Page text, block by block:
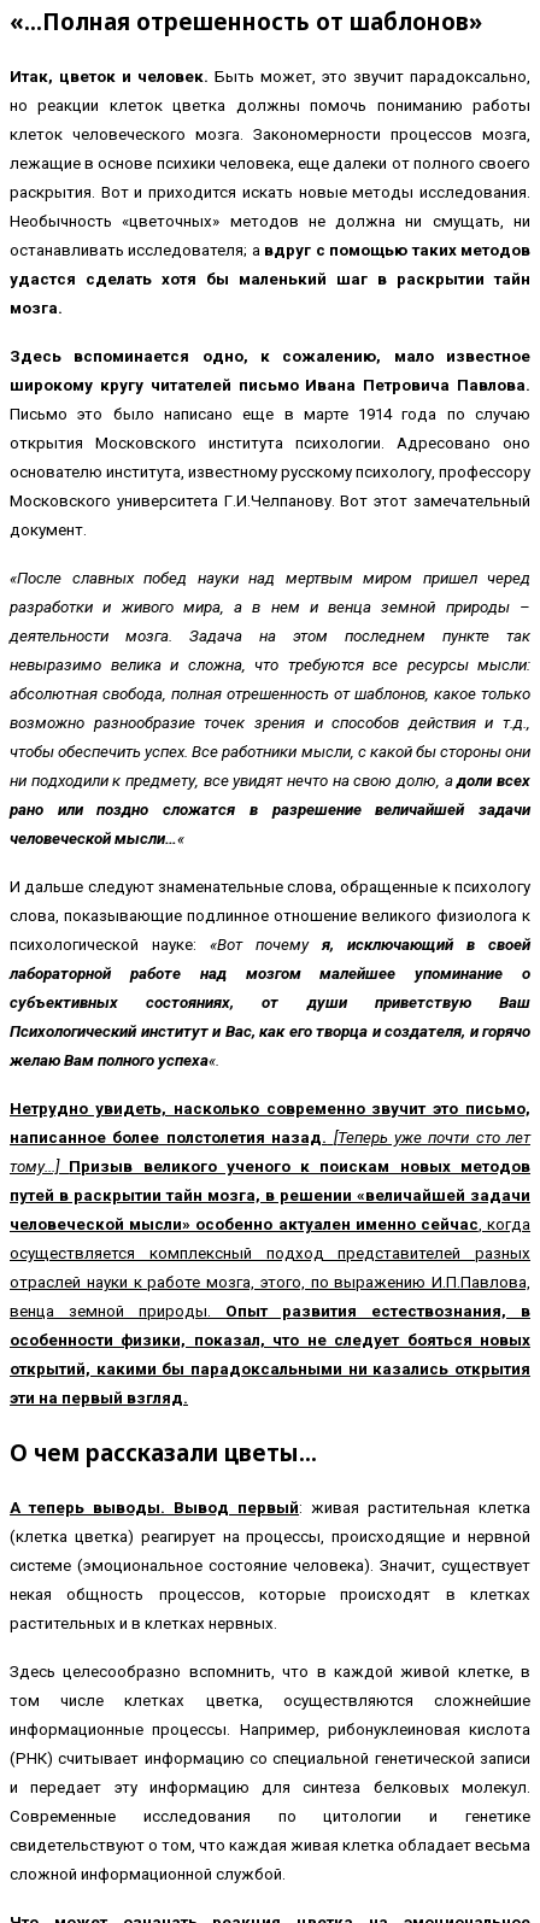
«…Полная отрешенность от шаблонов»
Итак, цветок и человек. Быть может, это звучит парадоксально,
но реакции клеток цветка должны помочь пониманию работы
клеток человеческого мозга. Закономерности процессов мозга,
лежащие в основе психики человека, еще далеки от полного своего
раскрытия. Вот и приходится искать новые методы исследования.
Необычность «цветочных» методов не должна ни смущать, ни
останавливать исследователя; а вдруг с помощью таких методов
удастся сделать хотя бы маленький шаг в раскрытии тайн
мозга.
Здесь вспоминается одно, к сожалению, мало известное
широкому кругу читателей письмо Ивана Петровича Павлова.
Письмо это было написано еще в марте 1914 года по случаю
открытия Московского института психологии. Адресовано оно
основателю института, известному русскому психологу, профессору
Московского университета Г.И.Челпанову. Вот этот замечательный
документ.
«После славных побед науки над мертвым миром пришел черед
разработки и живого мира, а в нем и венца земной природы –
деятельности мозга. Задача на этом последнем пункте так
невыразимо велика и сложна, что требуются все ресурсы мысли:
абсолютная свобода, полная отрешенность от шаблонов, какое только
возможно разнообразие точек зрения и способов действия и т.д.,
чтобы обеспечить успех. Все работники мысли, с какой бы стороны они
ни подходили к предмету, все увидят нечто на свою долю, адоли всех
рано или поздно сложатся в разрешение величайшей задачи
человеческой мысли…«
И дальше следуют знаменательные слова, обращенные к психологу
слова, показывающие подлинное отношение великого физиолога к
психологической науке: «Вот почемуя, исключающий в своей
лабораторной работе над мозгом малейшее упоминание о
субъективных состояниях, от души приветствую Ваш
Психологический институт и Вас, как его творца и создателя, и горячо
желаю Вам полного успеха«.
Нетрудно увидеть, насколько современно звучит это письмо,
написанное более полстолетия назад. [Теперь уже почти сто лет
тому...] Призыв великого ученого к поискам новых методов
путей в раскрытии тайн мозга, в решении «величайшей задачи
человеческой мысли» особенно актуален именно сейчас, когда
осуществляется комплексный подход представителей разных
отраслей науки к работе мозга, этого, по выражению И.П.Павлова,
венца земной природы. Опыт развития естествознания, в
особенности физики, показал, что не следует бояться новых
открытий, какими бы парадоксальными ни казались открытия
эти на первый взгляд.
О чем рассказали цветы…
А теперь выводы. Вывод первый: живая растительная клетка
(клетка цветка) реагирует на процессы, происходящие и нервной
системе (эмоциональное состояние человека). Значит, существует
некая общность процессов, которые происходят в клетках
растительных и в клетках нервных.
Здесь целесообразно вспомнить, что в каждой живой клетке, в
том числе клетках цветка, осуществляются сложнейшие
информационные процессы. Например, рибонуклеиновая кислота
(РНК) считывает информацию со специальной генетической записи
и передает эту информацию для синтеза белковых молекул.
Современные исследования по цитологии и генетике
свидетельствуют о том, что каждая живая клетка обладает весьма
сложной информационной службой.